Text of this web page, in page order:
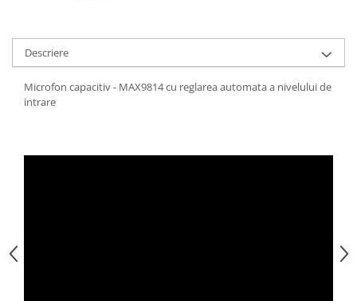
Descriere
Microfon capacitiv - MAX9814 cu reglarea automata a nivelului de
intrare